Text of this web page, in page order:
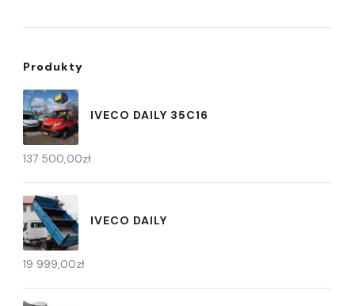
Produkty
IVECO DAILY 35C16
137 500,00zł
IVECO DAILY
19 999,00zł